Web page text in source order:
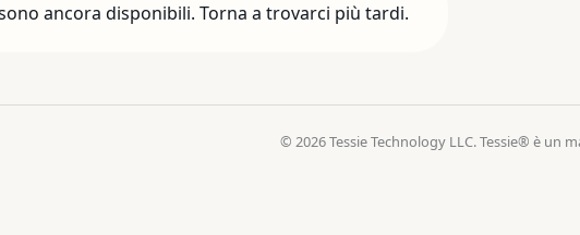
ancora disponibili. Torna a trovarci più tardi.
© 2026 Tessie Technology LLC. Tessie® è un